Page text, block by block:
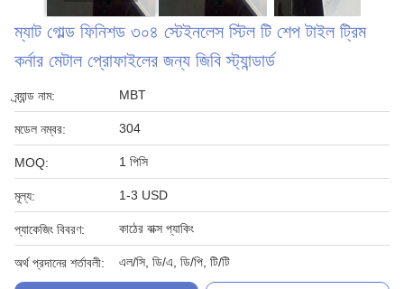
ম্যাট গোল্ড ফিনিশড ৩০৪ স্টেইনলেস স্টিল টি শেপ টাইল ট্রিম
কর্নার মেটাল প্রোফাইলের জন্য জিবি স্ট্যান্ডার্ড
ব্র্যান্ড নাম: MBT
মডেল নম্বর: 304
MOQ: 1 পিসি
মূল্য: 1-3 USD
প্যাকেজিং বিবরণ: কাঠের বাক্স প্যাকিং
অর্থ প্রদানের শর্তাবলী: এল/সি, ডি/এ, ডি/পি, টি/টি